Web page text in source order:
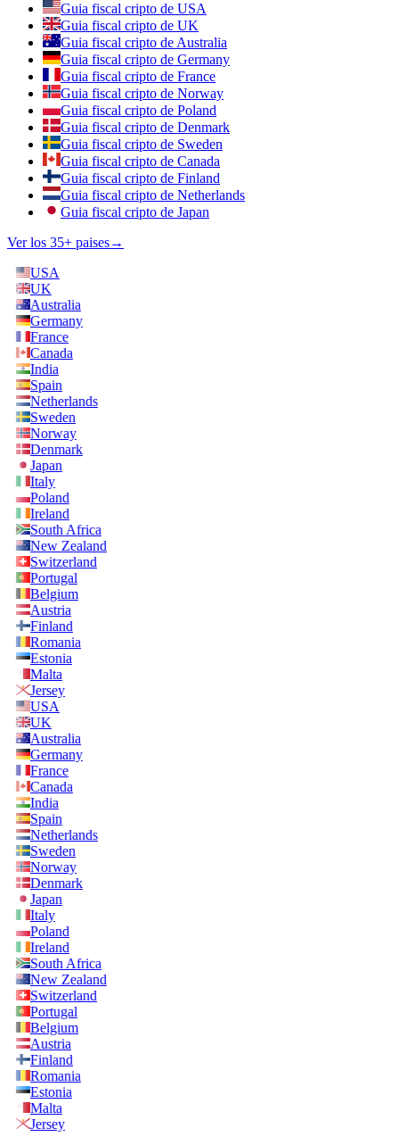
Guia fiscal cripto de USA
Guia fiscal cripto de UK
Guia fiscal cripto de Australia
Guia fiscal cripto de Germany
Guia fiscal cripto de France
Guia fiscal cripto de Norway
Guia fiscal cripto de Poland
Guia fiscal cripto de Denmark
Guia fiscal cripto de Sweden
Guia fiscal cripto de Canada
Guia fiscal cripto de Finland
Guia fiscal cripto de Netherlands
Guia fiscal cripto de Japan
Ver los 35+ paises→
USA
UK
Australia
Germany
France
Canada
India
Spain
Netherlands
Sweden
Norway
Denmark
Japan
Italy
Poland
Ireland
South Africa
New Zealand
Switzerland
Portugal
Belgium
Austria
Finland
Romania
Estonia
Malta
Jersey
USA
UK
Australia
Germany
France
Canada
India
Spain
Netherlands
Sweden
Norway
Denmark
Japan
Italy
Poland
Ireland
South Africa
New Zealand
Switzerland
Portugal
Belgium
Austria
Finland
Romania
Estonia
Malta
Jersey